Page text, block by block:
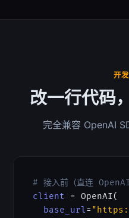
开
改一行代码
完全兼容 OpenAI
# 接入前（直连 OpenAI
client = OpenAI(
base_url=